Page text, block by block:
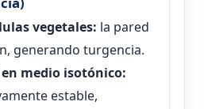
vegetales: la pared
generando turgencia.
medio isotónico:
estable,